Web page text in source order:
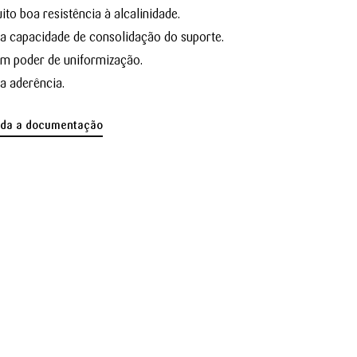
boa resistência à alcalinidade.
capacidade de consolidação do suporte.
poder de uniformização.
aderência.
a documentação